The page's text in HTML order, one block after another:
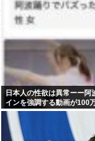
日本人の性欲は異常ーー
インを強調する動画が100